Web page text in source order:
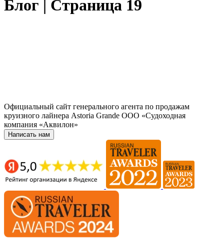
Блог | Страница 19
Официальный сайт генерального агента по продажам
круизного лайнера Astoria Grande ООО «Судоходная
компания «Аквилон»
Написать нам